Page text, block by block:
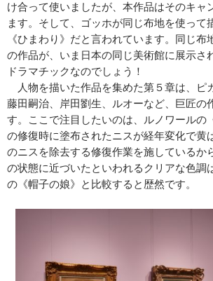
け合って使いましたが、本作品はそのキャ
ます。そして、ゴッホが同じ布地を使って
《ひまわり》だと言われています。同じ布
の作品が、いま日本の同じ美術館に展示さ
ドラマチックなのでしょう！
人物を描いた作品を集めた第５章は、ピ
藤田嗣治、岸田劉生、ルオーなど、巨匠の
す。ここで注目したいのは、ルノワールの
の修復時に塗布されたニスが経年変化で黄
のニスを除去する修復作業を施しているか
の状態に近づいたといわれるクリアな色調
の《帽子の娘》と比較すると歴然です。